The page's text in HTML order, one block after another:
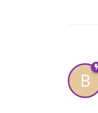
B